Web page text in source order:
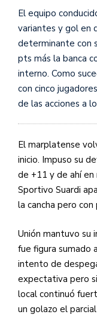
El equipo
variantes y gol en
determinante con
pts más la banca
interno. Como
con cinco
de las acciones a
El marplatense
inicio. Impuso su
de +11 y de ahí en
Sportivo Suardi
la cancha pero
Unión mantuvo su
fue figura sumado
intento de
expectativa pero
local continuó
un golazo el